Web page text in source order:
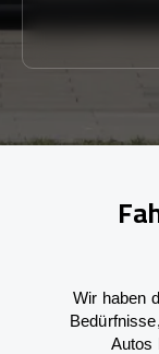
Wir haben
Autos